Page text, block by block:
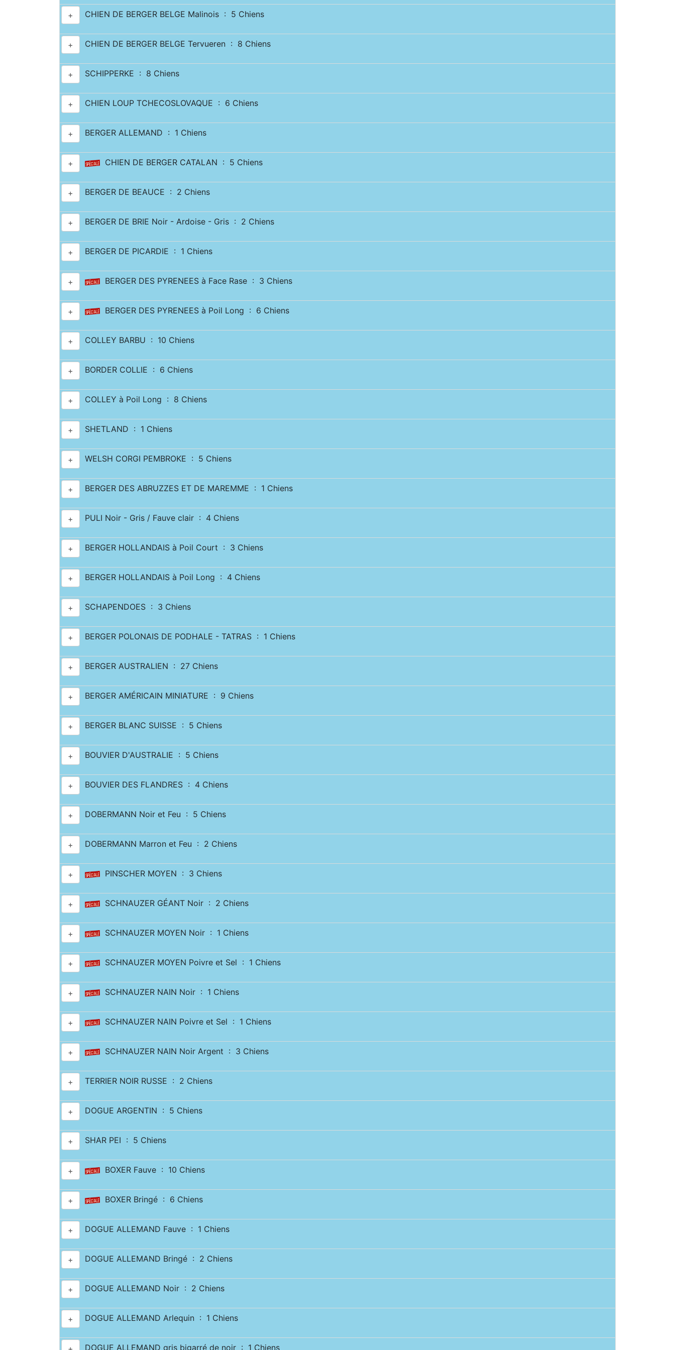
+ CHIEN DE BERGER BELGE Malinois : 5 Chiens
+ CHIEN DE BERGER BELGE Tervueren : 8 Chiens
+ SCHIPPERKE : 8 Chiens
+ CHIEN LOUP TCHECOSLOVAQUE : 6 Chiens
+ BERGER ALLEMAND : 1 Chiens
+ CHIEN DE BERGER CATALAN : 5 Chiens
+ BERGER DE BEAUCE : 2 Chiens
+ BERGER DE BRIE Noir - Ardoise - Gris : 2 Chiens
+ BERGER DE PICARDIE : 1 Chiens
+ BERGER DES PYRENEES à Face Rase : 3 Chiens
+ BERGER DES PYRENEES à Poil Long : 6 Chiens
+ COLLEY BARBU : 10 Chiens
+ BORDER COLLIE : 6 Chiens
+ COLLEY à Poil Long : 8 Chiens
+ SHETLAND : 1 Chiens
+ WELSH CORGI PEMBROKE : 5 Chiens
+ BERGER DES ABRUZZES ET DE MAREMME : 1 Chiens
+ PULI Noir - Gris / Fauve clair : 4 Chiens
+ BERGER HOLLANDAIS à Poil Court : 3 Chiens
+ BERGER HOLLANDAIS à Poil Long : 4 Chiens
+ SCHAPENDOES : 3 Chiens
+ BERGER POLONAIS DE PODHALE - TATRAS : 1 Chiens
+ BERGER AUSTRALIEN : 27 Chiens
+ BERGER AMÉRICAIN MINIATURE : 9 Chiens
+ BERGER BLANC SUISSE : 5 Chiens
+ BOUVIER D'AUSTRALIE : 5 Chiens
+ BOUVIER DES FLANDRES : 4 Chiens
+ DOBERMANN Noir et Feu : 5 Chiens
+ DOBERMANN Marron et Feu : 2 Chiens
+ PINSCHER MOYEN : 3 Chiens
+ SCHNAUZER GÉANT Noir : 2 Chiens
+ SCHNAUZER MOYEN Noir : 1 Chiens
+ SCHNAUZER MOYEN Poivre et Sel : 1 Chiens
+ SCHNAUZER NAIN Noir : 1 Chiens
+ SCHNAUZER NAIN Poivre et Sel : 1 Chiens
+ SCHNAUZER NAIN Noir Argent : 3 Chiens
+ TERRIER NOIR RUSSE : 2 Chiens
+ DOGUE ARGENTIN : 5 Chiens
+ SHAR PEI : 5 Chiens
+ BOXER Fauve : 10 Chiens
+ BOXER Bringé : 6 Chiens
+ DOGUE ALLEMAND Fauve : 1 Chiens
+ DOGUE ALLEMAND Bringé : 2 Chiens
+ DOGUE ALLEMAND Noir : 2 Chiens
+ DOGUE ALLEMAND Arlequin : 1 Chiens
DOGUE ALLEMAND gris bigarré de noir : 1 Chiens